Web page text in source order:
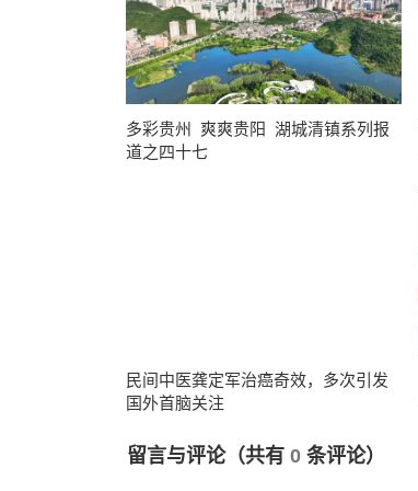
多彩贵州 爽爽贵阳 湖城清镇系列报
道之四十七
民间中医龚定军治癌奇效，多次引发
国外首脑关注
留言与评论（共有 0条评论）